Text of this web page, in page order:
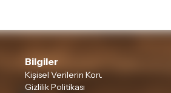
Bilgiler
Kişisel Verilerin Korunması
Gizlilik Politikası